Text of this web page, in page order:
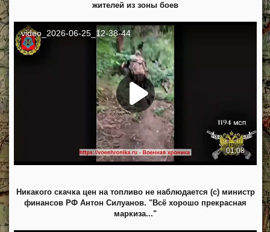
жителей из зоны боев
Никакого скачка цен на топливо не наблюдается (с) министр
финансов РФ Антон Силуанов. "Всё хорошо прекрасная
маркиза..."